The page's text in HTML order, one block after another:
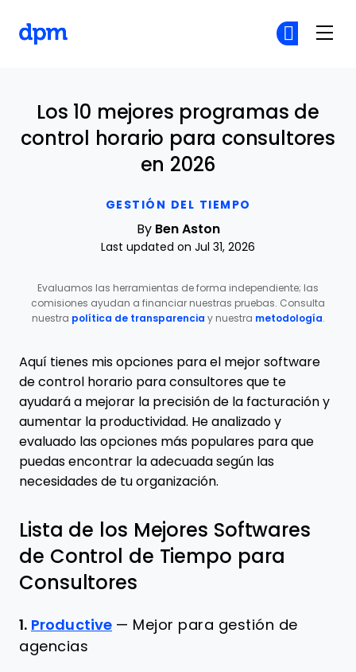
GESTIÓN DEL TIEMPO
Los 10 mejores programas de
control horario para consultores
en 2026
By Ben Aston
Last updated on Jul 31, 2026
Evaluamos las herramientas de forma independiente; las
comisiones ayudan a financiar nuestras pruebas. Consulta
nuestra política de transparencia y nuestra metodología.
Aquí tienes mis opciones para el mejor software
de control horario para consultores que te
ayudará a mejorar la precisión de la facturación y
aumentar la productividad. He analizado y
evaluado las opciones más populares para que
puedas encontrar la adecuada según las
necesidades de tu organización.
Lista de los Mejores Softwares
de Control de Tiempo para
Consultores
1. Productive — Mejor para gestión de
agencias